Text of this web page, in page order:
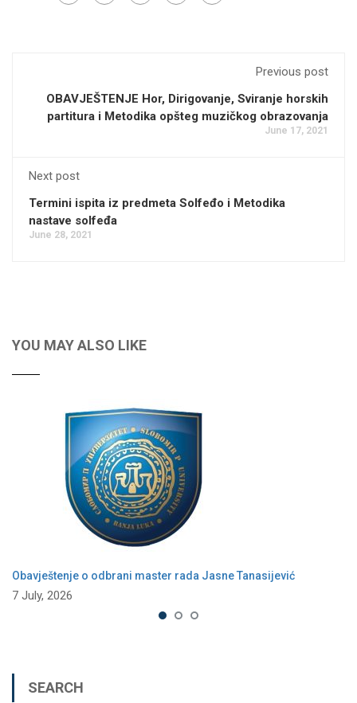
Previous post
OBAVJEŠTENJE Hor, Dirigovanje, Sviranje horskih
partitura i Metodika opšteg muzičkog obrazovanja
June 17, 2021
Next post
Termini ispita iz predmeta Solfeđo i Metodika
nastave solfeđa
June 28, 2021
YOU MAY ALSO LIKE
Obavještenje o odbrani master rada Jasne Tanasijević
7 July, 2026
SEARCH